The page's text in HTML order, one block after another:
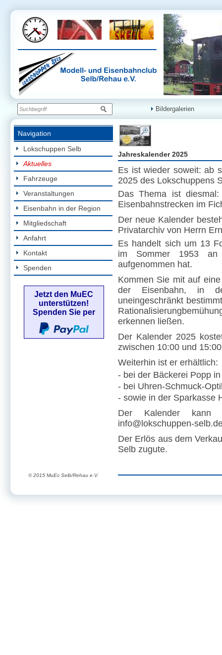
Bildergalerien
Navigation
Lokschuppen Selb
Aktuelles
Fahrzeuge
Veranstaltungen
Eisenbahn in der Region
Mitgliedschaft
Anfahrt
Kontakt
Spenden
Jetzt den MuEC
unterstützen!
Spenden Sie per
Jahreskalender 2025
Es ist wieder soweit: ab
2025 des Lokschuppens
Das Thema ist
Eisenbahnstrecken im
Der neue Kalender
Privatarchiv von Herrn
Es handelt sich um 13
im Sommer 1953 an
aufgenommen hat.
Kommen Sie mit auf
der Eisenbahn, in
uneingeschränkt
erkennen ließen.
Der Kalender 2025
zwischen 10:00 und
Weiterhin ist er erhältlich:
- bei der Bäckerei Popp
- bei Uhren-Schmuck-
- sowie in der Sparkasse
Der Kalender kann
info@lokschuppen-
Der Erlös aus dem
Selb zugute.
© 2015 MuEc Selb/Rehau e.V.